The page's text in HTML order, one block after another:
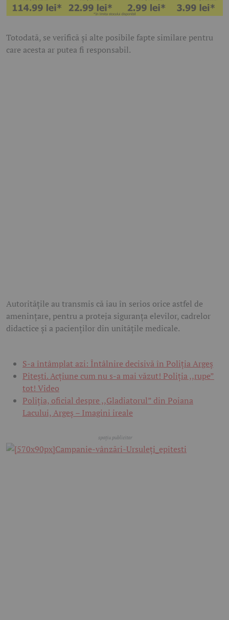
Totodată, se verifică și alte posibile fapte similare pentru
care acesta ar putea fi responsabil.
Autoritățile au transmis că iau în serios orice astfel de
amenințare, pentru a proteja siguranța elevilor, cadrelor
didactice și a pacienților din unitățile medicale.
S-a întâmplat azi: Întâlnire decisivă în Poliția Argeș
Pitești. Acțiune cum nu s-a mai văzut! Poliția ,,rupe”
tot! Video
Poliția, oficial despre ,,Gladiatorul” din Poiana
Lacului, Argeș – Imagini ireale